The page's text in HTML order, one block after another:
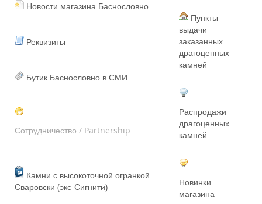
Новости магазина Баснословно
Реквизиты
Бутик Баснословно в СМИ
Сотрудничество / Partnership
Камни с высокоточной огранкой
Сваровски (экс-Сигнити)
Пункты
выдачи
заказанных
драгоценных
камней
Распродажи
драгоценных
камней
Новинки
магазина